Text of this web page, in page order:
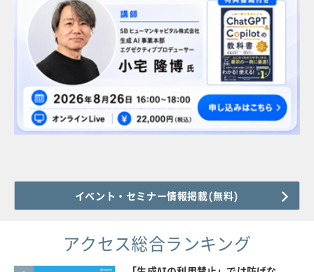
イベント・セミナー情報掲載(無料)
アクセス総合ランキング